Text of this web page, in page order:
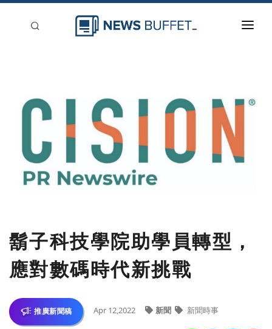
登入
鬍子科技學院助學員轉型，
應對數碼時代新挑戰
推廣新聞稿 Apr 12,2022 新聞 新聞時事